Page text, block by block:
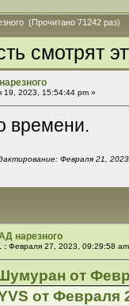
(Прочитано 71242 раз)
смотрят
19, 2023, 15:54:44 pm »
времени.
Февраля 21,
нарезного
: Февраля 27, 2023, 09:29:58
от
от Февраля